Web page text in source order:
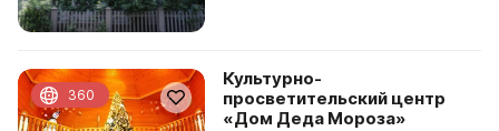
Культурно-
просветительский центр
«Дом Деда Мороза»
360